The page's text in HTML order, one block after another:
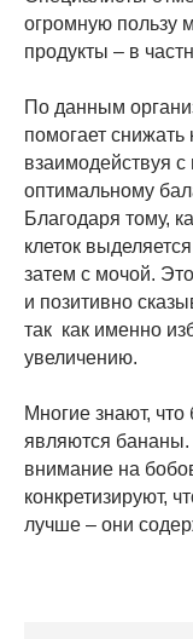
огромную пользу
продукты – в
По данным
помогает
взаимодействуя с
оптимальному
Благодаря тому,
клеток
затем с мочой.
и позитивно
так как именно
увеличению.
Многие знают,
являются бананы.
внимание на
конкретизируют,
лучше – они